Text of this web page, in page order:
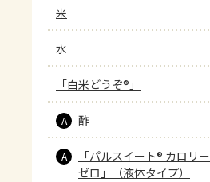
米
水
「白米どうぞ®」
A 酢
A
「パルスイート® カロリー
ゼロ」（液体タイプ）